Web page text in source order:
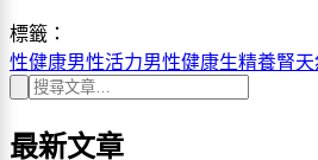
標籤：
性健康男性活力男性健康生精養腎
最新文章